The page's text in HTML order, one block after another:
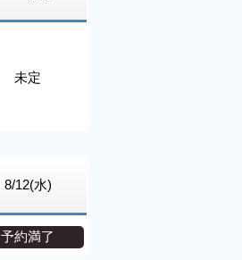
未定
8/12(水)
予約満了